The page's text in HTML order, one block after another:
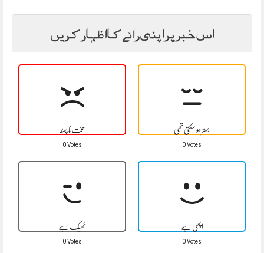
اس خبر پر اپنی رائے کا اظہار کریں
سخت نا پسند
0 Votes
بہتر ہو سکتی تھی
0 Votes
ٹھیک ہے
0 Votes
اچھی ہے
0 Votes